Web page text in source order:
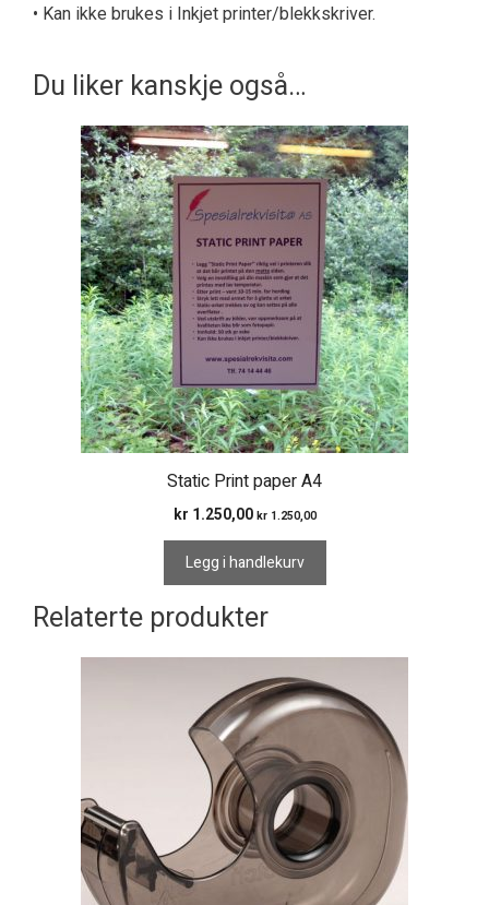
• Kan ikke brukes i Inkjet printer/blekkskriver.
Du liker kanskje også…
Static Print paper A4
kr 1.250,00 kr1.250,00
Legg i handlekurv
Relaterte produkter